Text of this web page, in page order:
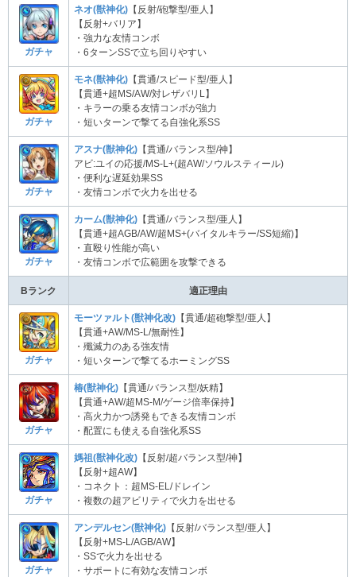
ガチャ
ネオ(獣神化) 【反射/砲撃型/亜人】
【反射+バリア】
・強力な友情コンボ
・6ターンSSで立ち回りやすい
ガチャ
モネ(獣神化) 【貫通/スピード型/亜人】
【貫通+超MS/AW/対レザバリL】
・キラーの乗る友情コンボが強力
・短いターンで撃てる自強化系SS
ガチャ
アスナ(獣神化) 【貫通/バランス型/神】
アビ:ユイの応援/MS-L+(超AW/ソウルスティール)
・便利な遅延効果SS
・友情コンボで火力を出せる
ガチャ
カーム(獣神化) 【貫通/バランス型/亜人】
【貫通+超AGB/AW/超MS+(バイタルキラー/SS短縮)】
・直殴り性能が高い
・友情コンボで広範囲を攻撃できる
Bランク 適正理由
ガチャ
モーツァルト(獣神化改) 【貫通/超砲撃型/亜人】
【貫通+AW/MS-L/無耐性】
・殲滅力のある強友情
・短いターンで撃てるホーミングSS
ガチャ
椿(獣神化) 【貫通/バランス型/妖精】
【貫通+AW/超MS-M/ゲージ倍率保持】
・高火力かつ誘発もできる友情コンボ
・配置にも使える自強化系SS
ガチャ
媽祖(獣神化改) 【反射/超バランス型/神】
【反射+超AW】
・コネクト：超MS-EL/ドレイン
・複数の超アビリティで火力を出せる
ガチャ
アンデルセン(獣神化) 【反射/バランス型/亜人】
【反射+MS-L/AGB/AW】
・SSで火力を出せる
・サポートに有効な友情コンボ